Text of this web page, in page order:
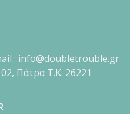
: info@doubletrouble.gr
Πάτρα Τ.Κ. 26221